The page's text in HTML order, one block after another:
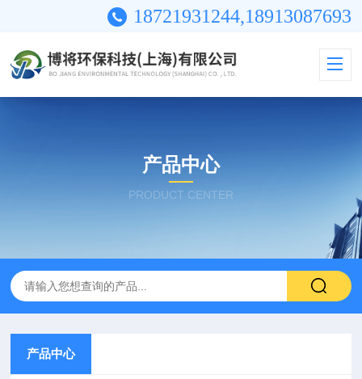
18721931244,18913087693
产品中心
PRODUCT CENTER
产品中心